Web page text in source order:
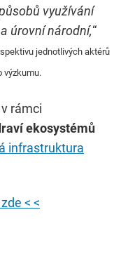
využívání
úrovní národní,“
jednotlivých aktérů
výzkumu.
rámci
ekosystémů
infrastruktura
< <